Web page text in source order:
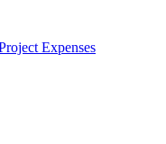
Expenses